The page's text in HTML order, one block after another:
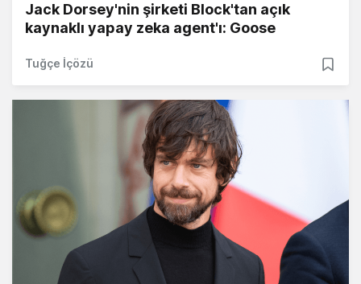
Jack Dorsey'nin şirketi Block'tan açık
kaynaklı yapay zeka agent'ı: Goose
Tuğçe İçözü